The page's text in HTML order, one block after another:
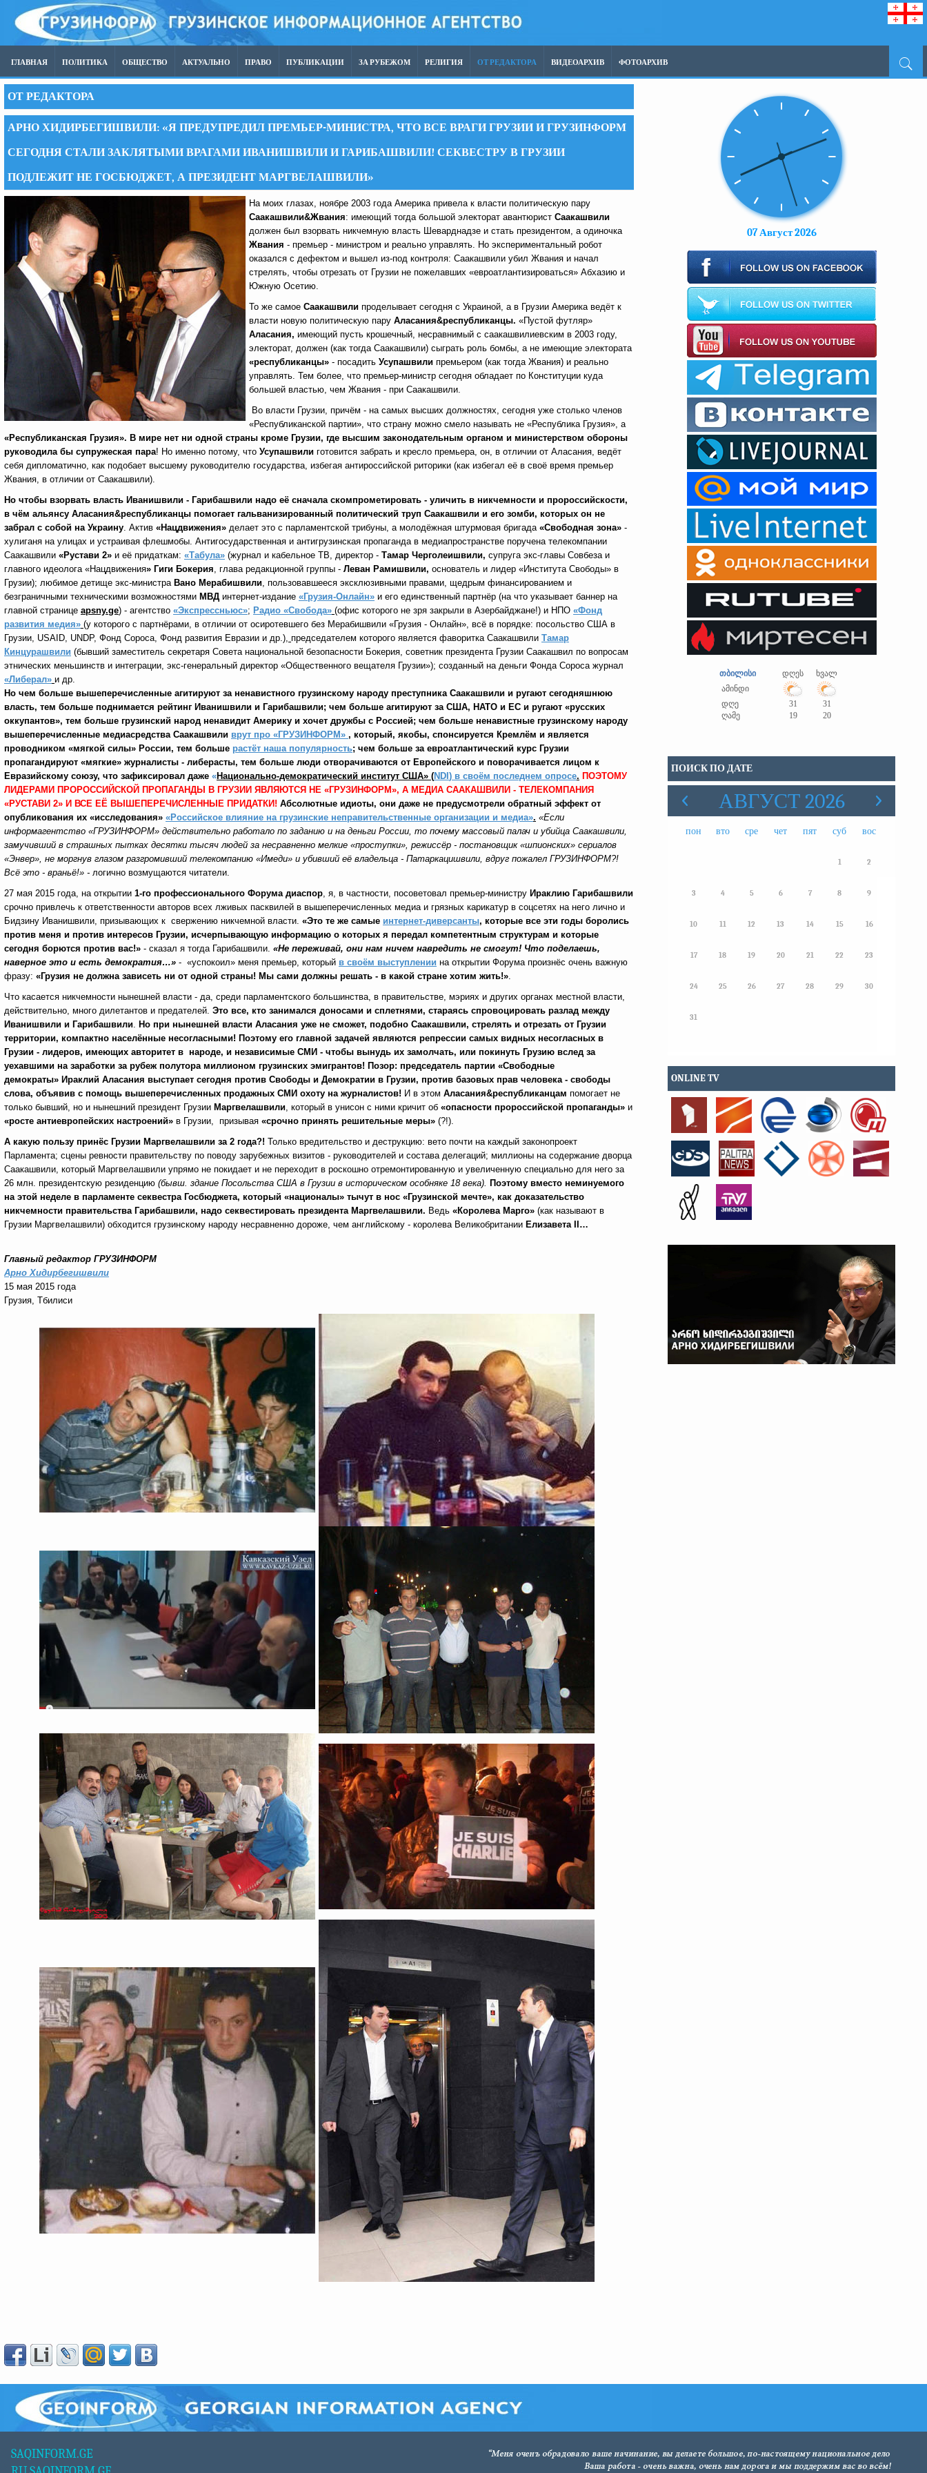
ГЛАВНАЯ ПОЛИТИКА ОБЩЕСТВО АКТУАЛЬНО ПРАВО ПУБЛИКАЦИИ ЗА РУБЕЖОМ РЕЛИГИЯ ОТ РЕДАКТОРА ВИДЕОАРХИВ ФОТОАРХИВ
ОТ РЕДАКТОРА
АРНО ХИДИРБЕГИШВИЛИ: «Я ПРЕДУПРЕДИЛ ПРЕМЬЕР-МИНИСТРА, ЧТО ВСЕ ВРАГИ ГРУЗИИ И ГРУЗИНФОРМ
СЕГОДНЯ СТАЛИ ЗАКЛЯТЫМИ ВРАГАМИ ИВАНИШВИЛИ И ГАРИБАШВИЛИ! СЕКВЕСТРУ В ГРУЗИИ
ПОДЛЕЖИТ НЕ ГОСБЮДЖЕТ, А ПРЕЗИДЕНТ МАРГВЕЛАШВИЛИ»
На моих глазах, ноябре 2003 года Америка привела к власти политическую пару
Саакашвили&Жвания: имеющий тогда большой электорат авантюрист Саакашвили
должен был взорвать никчемную власть Шеварднадзе и стать президентом, а одиночка
Жвания - премьер - министром и реально управлять. Но экспериментальный робот
оказался c дефектом и вышел из-под контроля: Саакашвили убил Жвания и начал
стрелять, чтобы отрезать от Грузии не пожелавших «евроатлантизироваться» Абхазию и
Южную Осетию.
То же самое Саакашвили проделывает сегодня с Украиной, а в Грузии Америка ведёт к
власти новую политическую пару Аласания&республиканцы. «Пустой футляр»
Аласания, имеющий пусть крошечный, несравнимый с саакашвилиевским в 2003 году,
электорат, должен (как тогда Саакашвили) сыграть роль бомбы, а не имеющие электората
«республиканцы» - посадить Усупашвили премьером (как тогда Жвания) и реально
управлять. Тем более, что премьер-министр сегодня обладает по Конституции куда
большей властью, чем Жвания - при Саакашвили.
Во власти Грузии, причём - на самых высших должностях, сегодня уже столько членов
«Республиканской партии», что страну можно смело называть не «Республика Грузия», а
«Республиканская Грузия». В мире нет ни одной страны кроме Грузии, где высшим законодательным органом и министерством обороны
руководила бы супружеская пара! Но именно потому, что Усупашвили готовится забрать и кресло премьера, он, в отличии от Аласания, ведёт
себя дипломатично, как подобает высшему руководителю государства, избегая антироссийской риторики (как избегал её в своё время премьер
Жвания, в отличии от Саакашвили).
Но чтобы взорвать власть Иванишвили - Гарибашвили надо её сначала скомпрометировать - уличить в никчемности и пророссийскости,
в чём альянсу Аласания&республиканцы помогает гальванизированный политический труп Саакашвили и его зомби, которых он не
забрал с собой на Украину. Актив «Нацдвижения» делает это с парламентской трибуны, а молодёжная штурмовая бригада «Свободная зона» -
хулиганя на улицах и устраивая флешмобы. Антигосударственная и антигрузинская пропаганда в медиапространстве поручена телекомпании
Саакашвили «Рустави 2» и её придаткам: «Табула» (журнал и кабельное ТВ, директор - Тамар Черголеишвили, супруга экс-главы Совбеза и
главного идеолога «Нацдвижения» Гиги Бокерия, глава редакционной группы - Леван Рамишвили, основатель и лидер «Института Свободы» в
Грузии); любимое детище экс-министра Вано Мерабишвили, пользовавшееся эксклюзивными правами, щедрым финансированием и
безграничными техническими возможностями МВД интернет-издание «Грузия-Онлайн» и его единственный партнёр (на что указывает баннер на
главной странице apsny.ge) - агентство «Экспрессньюс»; Радио «Свобода» (офис которого не зря закрыли в Азербайджане!) и НПО «Фонд
развития медия» (у которого с партнёрами, в отличии от осиротевшего без Мерабишвили «Грузия - Онлайн», всё в порядке: посольство США в
Грузии, USAID, UNDP, Фонд Сороса, Фонд развития Евразии и др.), председателем которого является фаворитка Саакашвили Тамар
Кинцурашвили (бывший заместитель секретаря Совета национальной безопасности Бокерия, советник президента Грузии Саакашвил по вопросам
этнических меньшинств и интеграции, экс-генеральный директор «Общественного вещателя Грузии»); созданный на деньги Фонда Сороса журнал
«Либерал» и др.
Но чем больше вышеперечисленные агитируют за ненавистного грузинскому народу преступника Саакашвили и ругают сегодняшнюю
власть, тем больше поднимается рейтинг Иванишвили и Гарибашвили; чем больше агитируют за США, НАТО и ЕС и ругают «русских
оккупантов», тем больше грузинский народ ненавидит Америку и хочет дружбы с Россией; чем больше ненавистные грузинскому народу
вышеперечисленные медиасредства Саакашвили врут про «ГРУЗИНФОРМ» , который, якобы, спонсируется Кремлём и является
проводником «мягкой силы» России, тем больше растёт наша популярность; чем больше за евроатлантический курс Грузии
пропагандируют «мягкие» журналисты - либерасты, тем больше люди отворачиваются от Европейского и поворачивается лицом к
Евразийскому союзу, что зафиксировал даже «Национально-демократический институт США» (NDI ) в своём последнем опросе. ПОЭТОМУ
ЛИДЕРАМИ ПРОРОССИЙСКОЙ ПРОПАГАНДЫ В ГРУЗИИ ЯВЛЯЮТСЯ НЕ «ГРУЗИНФОРМ», А МЕДИА СААКАШВИЛИ - ТЕЛЕКОМПАНИЯ
«РУСТАВИ 2» И ВСЕ ЕЁ ВЫШЕПЕРЕЧИСЛЕННЫЕ ПРИДАТКИ! Абсолютные идиоты, они даже не предусмотрели обратный эффект от
опубликования их «исследования» «Российское влияние на грузинские неправительственные организации и медиа». «Если
информагентство «ГРУЗИНФОРМ» действительно работало по заданию и на деньги России, то почему массовый палач и убийца Саакашвили,
замучивший в страшных пытках десятки тысяч людей за несравненно мелкие «проступки», режиссёр - постановщик «шпионских» сериалов
«Энвер», не моргнув глазом разгромивший телекомпанию «Имеди» и убивший её владельца - Патаркацишвили, вдруг пожалел ГРУЗИНФОРМ?!
Всё это - враньё!» - логично возмущаются читатели.
27 мая 2015 года, на открытии 1-го профессионального Форума диаспор, я, в частности, посоветовал премьер-министру Ираклию Гарибашвили
срочно привлечь к ответственности авторов всех лживых пасквилей в вышеперечисленных медиа и грязных карикатур в соцсетях на него лично и
Бидзину Иванишвили, призывающих к свержению никчемной власти. «Это те же самые интернет-диверсанты, которые все эти годы боролись
против меня и против интересов Грузии, исчерпывающую информацию о которых я передал компетентным структурам и которые
сегодня борются против вас!» - сказал я тогда Гарибашвили. «Не переживай, они нам ничем навредить не смогут! Что поделаешь,
наверное это и есть демократия…» - «успокоил» меня премьер, который в своём выступлении на открытии Форума произнёс очень важную
фразу: «Грузия не должна зависеть ни от одной страны! Мы сами должны решать - в какой стране хотим жить!».
Что касается никчемности нынешней власти - да, среди парламентского большинства, в правительстве, мэриях и других органах местной власти,
действительно, много дилетантов и предателей. Это все, кто занимался доносами и сплетнями, стараясь спровоцировать разлад между
Иванишвили и Гарибашвили. Но при нынешней власти Аласания уже не сможет, подобно Саакашвили, стрелять и отрезать от Грузии
территории, компактно населённые несогласными! Поэтому его главной задачей являются репрессии самых видных несогласных в
Грузии - лидеров, имеющих авторитет в народе, и независимые СМИ - чтобы вынудь их замолчать, или покинуть Грузию вслед за
уехавшими на заработки за рубеж полутора миллионом грузинских эмигрантов! Позор: председатель партии «Свободные
демократы» Ираклий Аласания выступает сегодня против Свободы и Демократии в Грузии, против базовых прав человека - свободы
слова, объявив с помощь вышеперечисленных продажных СМИ охоту на журналистов! И в этом Аласания&республиканцам помогает не
только бывший, но и нынешний президент Грузии Маргвелашвили, который в унисон с ними кричит об «опасности пророссийской пропаганды» и
«росте антиевропейских настроений» в Грузии, призывая «срочно принять решительные меры» (?!).
А какую пользу принёс Грузии Маргвелашвили за 2 года?! Только вредительство и деструкцию: вето почти на каждый законопроект
Парламента; сцены ревности правительству по поводу зарубежных визитов - руководителей и состава делегаций; миллионы на содержание дворца
Саакашвили, который Маргвелашвили упрямо не покидает и не переходит в роскошно отремонтированную и увеличенную специально для него за
26 млн. президентскую резиденцию (бывш. здание Посольства США в Грузии в историческом особняке 18 века). Поэтому вместо неминуемого
на этой неделе в парламенте секвестра Госбюджета, который «националы» тычут в нос «Грузинской мечте», как доказательство
никчемности правительства Гарибашвили, надо секвестировать президента Маргвелашвили. Ведь «Королева Марго» (как называют в
Грузии Маргвелашвили) обходится грузинскому народу несравненно дороже, чем английскому - королева Великобритании Елизавета …
Главный редактор ГРУЗИНФОРМ
Арно Хидирбегишвили
15 мая 2015 года
Грузия, Тбилиси
07 Август 2026
თბილისი დღეს
ხვალ
ამინდი
დღე
31
31
ღამე
19 20
ПОИСК ПО ДАТЕ
АВГУСТ 2026
пон вто сре чет пят суб вос
1 2
3 4 5 6 7 8 9
10 11 12 13 14 15 16
17 18 19 20 21 22 23
24 25 26 27 28 29 30
31
ONLINE TV
SAQINFORM.GE